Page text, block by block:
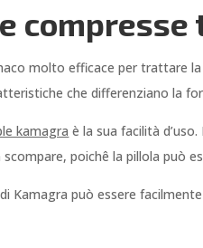
compresse
molto efficace per trattare
che differenziano la
kamagra è la sua facilità
poichê la pillola può
Kamagra può essere